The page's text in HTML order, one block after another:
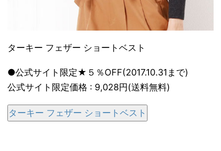
ターキー フェザー ショートベスト
●公式サイト限定★５％OFF(2017.10.31まで)
公式サイト限定価格 : 9,028円(送料無料)
ターキー フェザー ショートベスト